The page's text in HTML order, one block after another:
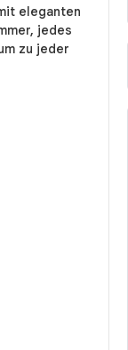
eleganten
jedes
zu jeder